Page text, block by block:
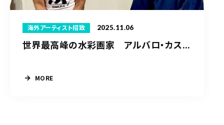
海外アーティスト招致 2025.11.06
世界最高峰の水彩画家 アルバロ・カス...
MORE